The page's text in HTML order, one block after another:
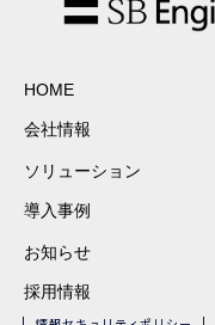
HOME
会社情報
ソリューション
導入事例
お知らせ
採用情報